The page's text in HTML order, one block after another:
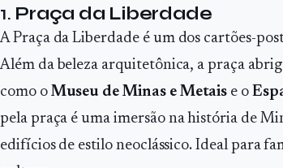
1. Praça da Liberdade
A Praça da Liberdade é um dos cartões-
Além da beleza arquitetônica, a praça
como o Museu de Minas e Metais e o
pela praça é uma imersão na história de
edifícios de estilo neoclássico. Ideal para